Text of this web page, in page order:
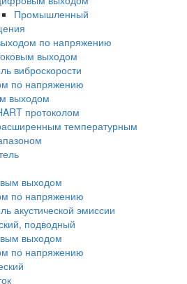
Промышленный
по напряжению
выходом
виброскорости
по напряжению
выходом
протоколом
температурным
выходом
по напряжению
акустической эмиссии
подводный
выходом
по напряжению